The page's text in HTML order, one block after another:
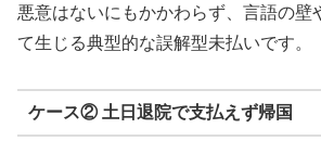
悪意はないにもかかわらず、言語の壁
て生じる典型的な誤解型未払いです。
ケース② 土日退院で支払えず帰国